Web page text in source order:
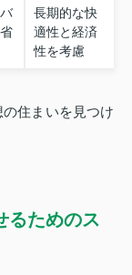
長期的な快
適性と経済
性を考慮
住まいを見つけ
るためのス